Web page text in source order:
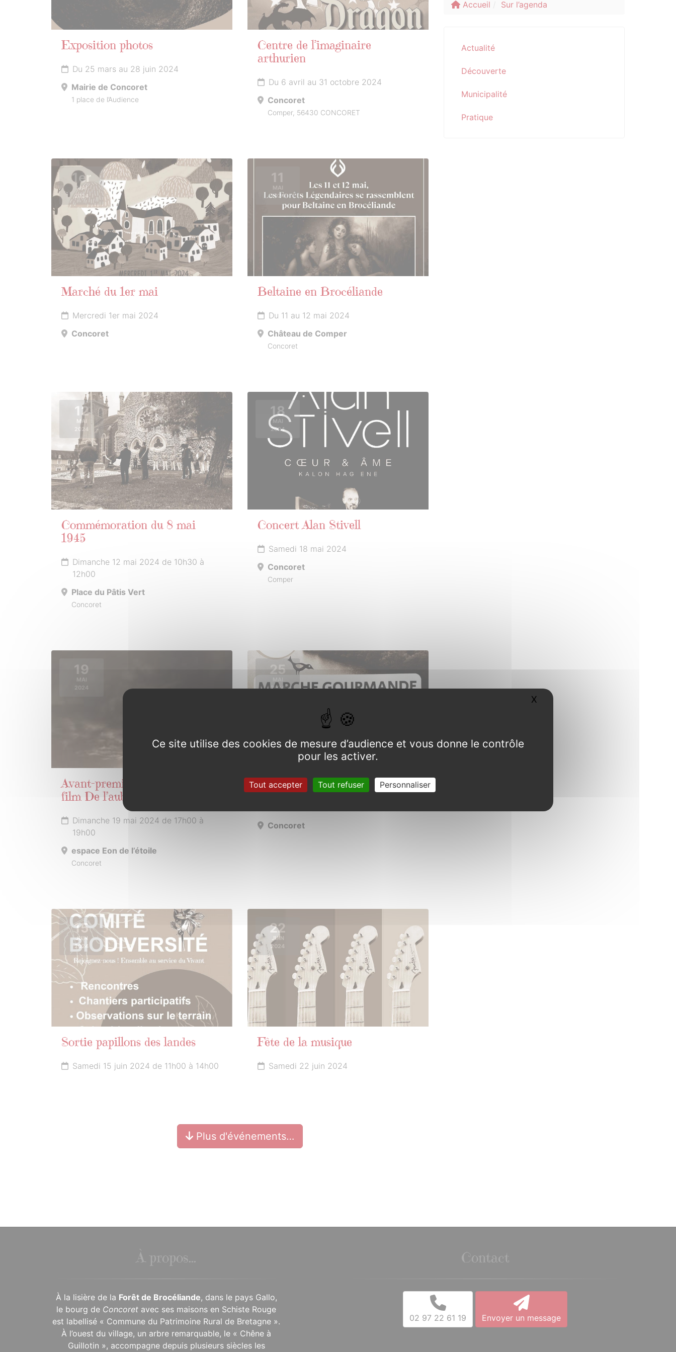
Exposition photos
Du 25 mars au 28 juin 2024
Mairie de Concoret
1 place de l’Audience
Centre de l’imaginaire
arthurien
Du 6 avril au 31 octobre 2024
Concoret
Comper, 56430 CONCORET
1er
MAI
2024
Marché du 1er mai
Mercredi 1er mai 2024
Concoret
11
MAI
2024
Beltaine en Brocéliande
Du 11 au 12 mai 2024
Château de Comper
Concoret
12
MAI
2024
Commémoration du 8 mai
1945
Dimanche 12 mai 2024 de 10h30 à
12h00
Place du Pâtis Vert
Concoret
18
MAI
2024
Concert Alan Stivell
Samedi 18 mai 2024
Concoret
Comper
19
MAI
2024
Avant-première : projection du
film De l’aube à l’aube
Dimanche 19 mai 2024 de 17h00 à
19h00
espace Eon de l’étoile
Concoret
25
2024
Marche gourmande
Concoret
15
JUIN
2024
Sortie papillons des landes
Samedi 15 juin 2024 de 11h00 à 14h00
22
JUIN
2024
Fête de la musique
Samedi 22 juin 2024
Plus d'événements…
Accueil Sur l’agenda
Actualité
Découverte
Municipalité
Pratique
À propos...
À la lisière de la Forêt de Brocéliande, dans le pays Gallo,
le bourg de Concoret avec ses maisons en Schiste Rouge
est labellisé « Commune du Patrimoine Rural de Bretagne ».
À l’ouest du village, un arbre remarquable, le « Chêne à
Guillotin », accompagne depuis plusieurs siècles les
Contact
02 97 22 61 19 Envoyer un message
Ce site utilise des cookies de mesure d’audience et vous donne le contrôle
pour les activer.
Tout accepter Tout refuser Personnaliser
X Masquer le bandeau des cookies